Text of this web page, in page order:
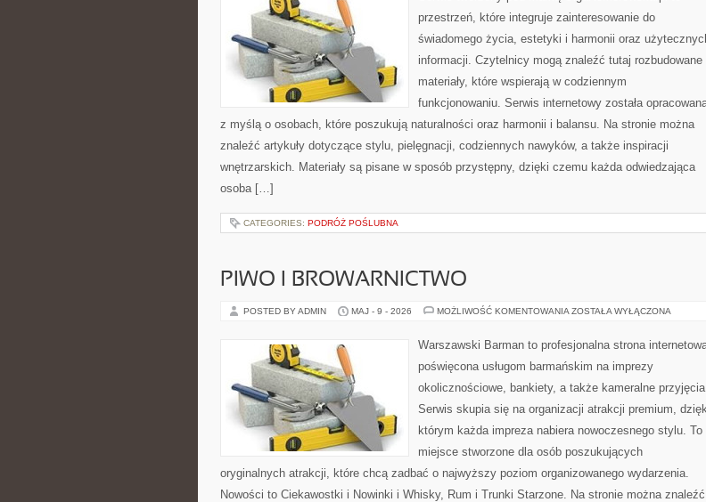
przestrzeń, które integruje zainteresowanie do
świadomego życia, estetyki i harmonii oraz
informacji. Czytelnicy mogą znaleźć tutaj rozbudowane
materiały, które wspierają w codziennym
funkcjonowaniu. Serwis internetowy została
z myślą o osobach, które poszukują naturalności oraz harmonii i balansu. Na stronie można
znaleźć artykuły dotyczące stylu, pielęgnacji, codziennych nawyków, a także inspiracji
wnętrzarskich. Materiały są pisane w sposób przystępny, dzięki czemu każda odwiedzająca
osoba […]
CATEGORIES: PODRÓŻ POŚLUBNA
PIWO I BROWARNICTWO
POSTED BY ADMIN MAJ - 9 - 2026 MOŻLIWOŚĆ KOMENTOWANIA PIWO
ZOSTAŁA WYŁĄCZONA
Warszawski Barman to profesjonalna strona
poświęcona usługom barmańskim na imprezy
okolicznościowe, bankiety, a także kameralne
Serwis skupia się na organizacji atrakcji premium,
którym każda impreza nabiera nowoczesnego stylu. To
miejsce stworzone dla osób poszukujących
oryginalnych atrakcji, które chcą zadbać o najwyższy poziom organizowanego wydarzenia.
Nowości to Ciekawostki i Nowinki i Whisky, Rum i Trunki Starzone. Na stronie można znaleźć